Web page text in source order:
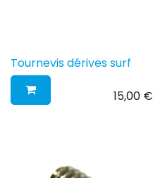
Tournevis dérives surf
15,00€